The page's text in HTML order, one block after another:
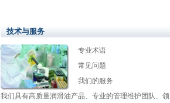
技术与服务
专业术语
常见问题
我们的服务
我们具有高质量润滑油产品、专业的管理维护团队、领